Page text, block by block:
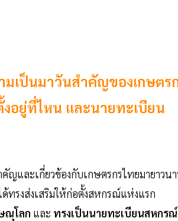
เป็นมาวันสำคัญของเกษตร
อยู่ที่ไหน และนายทะเบียน
ญและเกี่ยวข้องกับเกษตรกรไทยมายาวน
ทรงส่งเสริมให้ก่อตั้งสหกรณ์แห่งแรก
ณุโลก และ ทรงเป็นนายทะเบียนสหกรณ์